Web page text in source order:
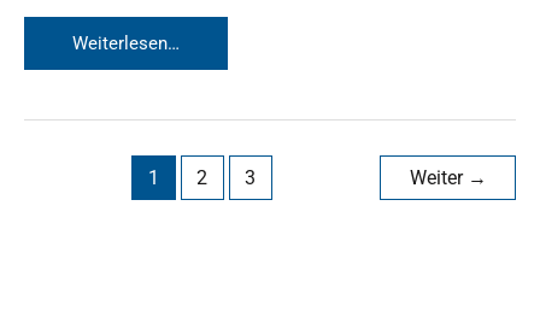
Freibad
Mühleholz
Weiterlesen…
1 2 3 Weiter →